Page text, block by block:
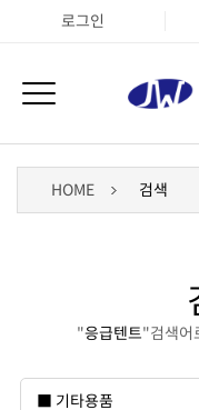
로그인
HOME 검색
"응급텐트"검색어